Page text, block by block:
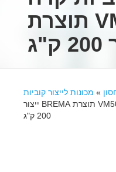
דגם VM500 תוצרת
» מכונות לייצור קוביות
מכונת קוביות קרח דגם VM500 תוצרת BREMA ייצור
200 ק"ג